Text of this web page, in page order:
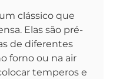
clássico que
Elas são pré-
de diferentes
forno ou na air
temperos e